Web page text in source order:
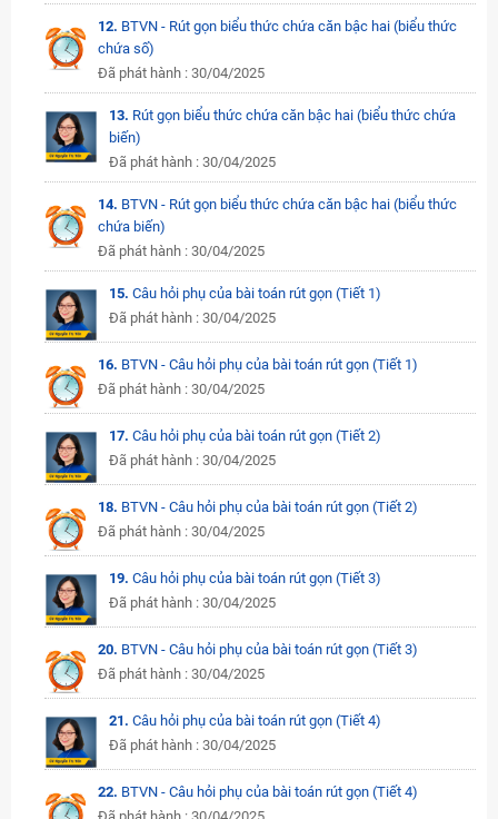
12. BTVN - Rút gọn biểu thức chứa căn bậc hai (biểu thức
chứa số)
Đã phát hành : 30/04/2025
13. Rút gọn biểu thức chứa căn bậc hai (biểu thức chứa
biến)
Đã phát hành : 30/04/2025
14. BTVN - Rút gọn biểu thức chứa căn bậc hai (biểu thức
chứa biến)
Đã phát hành : 30/04/2025
15. Câu hỏi phụ của bài toán rút gọn (Tiết 1)
Đã phát hành : 30/04/2025
16. BTVN - Câu hỏi phụ của bài toán rút gọn (Tiết 1)
Đã phát hành : 30/04/2025
17. Câu hỏi phụ của bài toán rút gọn (Tiết 2)
Đã phát hành : 30/04/2025
18. BTVN - Câu hỏi phụ của bài toán rút gọn (Tiết 2)
Đã phát hành : 30/04/2025
19. Câu hỏi phụ của bài toán rút gọn (Tiết 3)
Đã phát hành : 30/04/2025
20. BTVN - Câu hỏi phụ của bài toán rút gọn (Tiết 3)
Đã phát hành : 30/04/2025
21. Câu hỏi phụ của bài toán rút gọn (Tiết 4)
Đã phát hành : 30/04/2025
22. BTVN - Câu hỏi phụ của bài toán rút gọn (Tiết 4)